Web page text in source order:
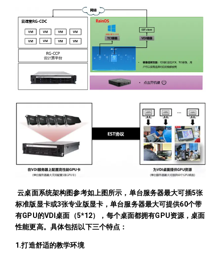
云桌面系统架构图参考如上图所示，单台服务器最大可插5张
标准版显卡或3张专业版显卡，单台服务器最大可提供60个带
有GPU的VDI桌面（5*12），每个桌面都拥有GPU资源，桌面
性能更高。具体包括以下三个特点：
1.打造舒适的教学环境